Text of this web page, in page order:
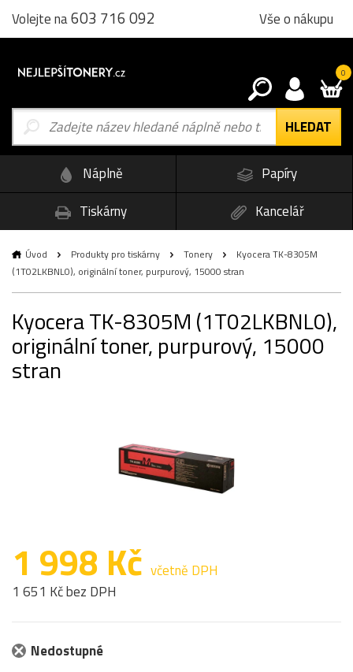
Volejte na603 716 092 Vše o nákupu
0
Náplně
Papíry
Tiskárny
Kancelář
Úvod Produkty pro tiskárny Tonery
Kyocera TK-8305M
(1T02LKBNL0), originální toner, purpurový, 15000 stran
Kyocera TK-8305M (1T02LKBNL0),
originální toner, purpurový, 15000
stran
1 998 Kč včetně DPH
1 651 Kč bez DPH
Nedostupné